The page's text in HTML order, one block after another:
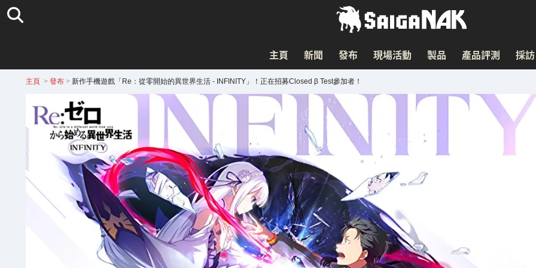
主頁 新聞 發布 現場活動 製品 產品評測 採訪
主頁 > 發布> 新作手機遊戲「Re：從零開始的異世界生活 - INFINITY」！正在招募Closed β Test參加者！